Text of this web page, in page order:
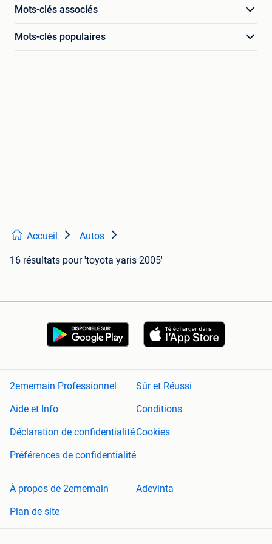
Mots-clés associés
Mots-clés populaires
Accueil Autos
16 résultats pour 'toyota yaris 2005'
2ememain Professionnel
Sûr et Réussi
Aide et Info
Conditions
Déclaration de confidentialitéCookies
Préférences de confidentialité
À propos de 2ememain
Adevinta
Plan de site